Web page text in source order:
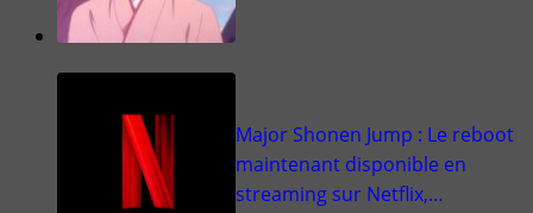
Major Shonen Jump : Le reboot
maintenant disponible en
streaming sur Netflix,…